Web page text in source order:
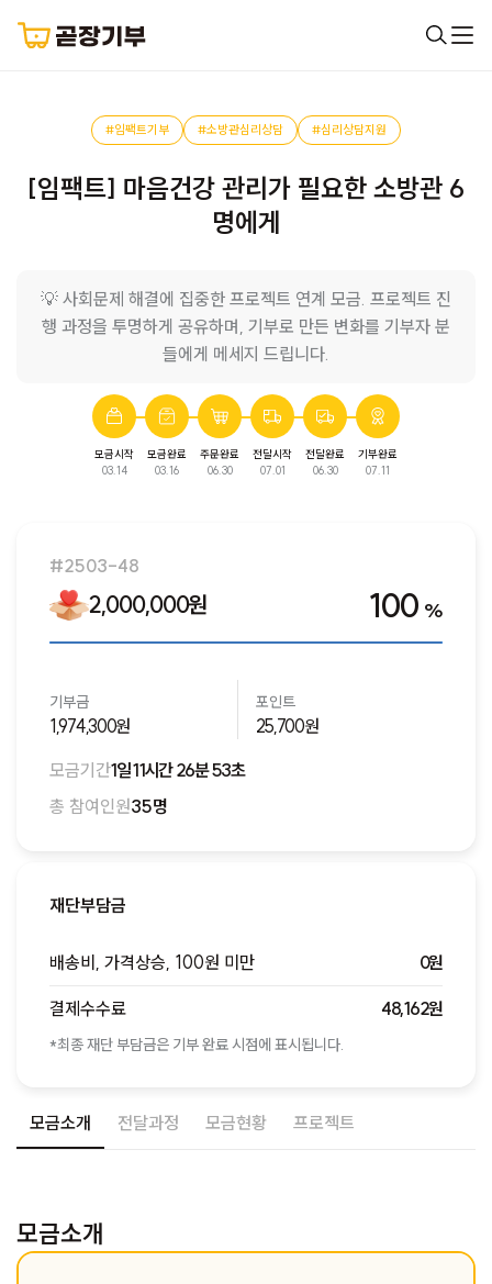
#임팩트기부 #소방관심리상담 #심리상담지원
[임팩트] 마음건강 관리가 필요한 소방관 6
명에게
💡 사회문제 해결에 집중한 프로젝트 연계 모금. 프로젝트 진
행 과정을 투명하게 공유하며, 기부로 만든 변화를 기부자 분
들에게 메세지 드립니다.
모금시작
03.14
모금완료
03.16
주문완료
06.30
전달시작
07.01
전달완료
06.30
기부완료
07.11
모금소개 전달과정 모금현황 프로젝트
모금소개
알림신청하기
#2503-48
2,000,000원 100 %
기부금
1,974,300원
포인트
25,700원
모금기간1일 11시간 26분 53초
총 참여인원35명
재단부담금
배송비, 가격상승, 100원 미만 0원
결제수수료 48,162원
*최종 재단 부담금은 기부 완료 시점에 표시됩니다.